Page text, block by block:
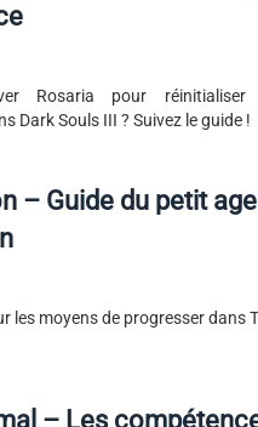
Rosaria pour
Dark Souls III ? Suivez le guide !
– Guide du petit
les moyens de progresser dans
– Les